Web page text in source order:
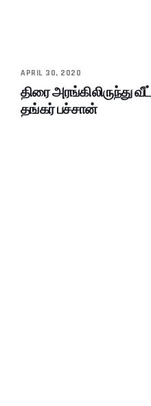
APRIL 30, 2020
திரை அரங்கிலிருந்து
தங்கர் பச்சான்